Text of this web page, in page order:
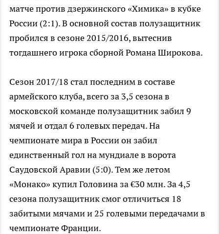
матче против дзержинского «Химика» в кубке
России (2:1). В основной состав полузащитник
пробился в сезоне 2015/2016, вытеснив
тогдашнего игрока сборной Романа Широкова.
Сезон 2017/18 стал последним в составе
армейского клуба, всего за 3,5 сезона в
московской команде полузащитник забил 9
мячей и отдал 6 голевых передач. На
чемпионате мира в России он забил
единственный гол на мундиале в ворота
Саудовской Аравии (5:0). Тем же летом
«Монако» купил Головина за €30 млн. За 4,5
сезона полузащитник смог отличиться 18
забитыми мячами и 25 голевыми передачами в
чемпионате Франции.